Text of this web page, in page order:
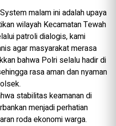
malam ini adalah upaya
wilayah Kecamatan Tewah
patroli dialogis, kami
agar masyarakat merasa
bahwa Polri selalu hadir di
rasa aman dan nyaman
stabilitas keamanan di
menjadi perhatian
roda ekonomi warga.